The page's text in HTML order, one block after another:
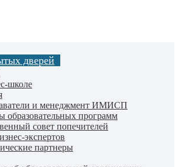
дверей
школе
и менеджмент ИМИСП
образовательных программ
совет попечителей
экспертов
партнеры